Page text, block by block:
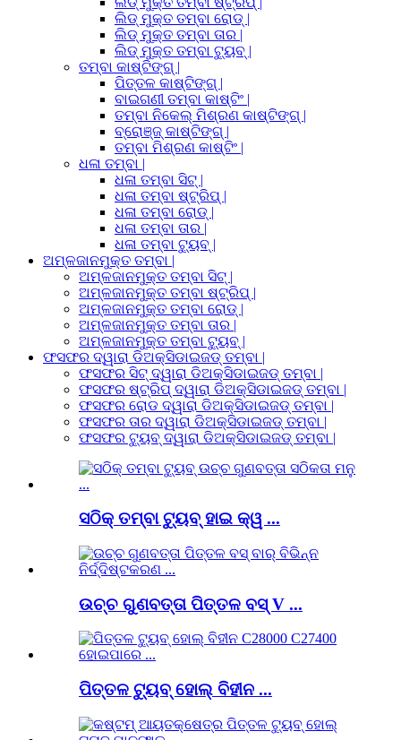
ଲିଡ୍ ମୁକ୍ତ ତମ୍ବା ରୋଡ୍ |
ଲିଡ୍ ମୁକ୍ତ ତମ୍ବା ତାର |
ଲିଡ୍ ମୁକ୍ତ ତମ୍ବା ଟ୍ୟୁବ୍ |
ତମ୍ବା କାଷ୍ଟିଙ୍ଗ୍ |
ପିତ୍ତଳ କାଷ୍ଟିଙ୍ଗ୍ |
ବାଇଗଣୀ ତମ୍ବା କାଷ୍ଟିଂ |
ତମ୍ବା ନିକେଲ୍ ମିଶ୍ରଣ କାଷ୍ଟିଙ୍ଗ୍ |
ବ୍ରୋଞ୍ଜ୍ କାଷ୍ଟିଙ୍ଗ୍ |
ତମ୍ବା ମିଶ୍ରଣ କାଷ୍ଟିଂ |
ଧଳା ତମ୍ବା |
ଧଳା ତମ୍ବା ସିଟ୍ |
ଧଳା ତମ୍ବା ଷ୍ଟ୍ରିପ୍ |
ଧଳା ତମ୍ବା ରୋଡ୍ |
ଧଳା ତମ୍ବା ତାର |
ଧଳା ତମ୍ବା ଟ୍ୟୁବ୍ |
ଅମ୍ଳଜାନମୁକ୍ତ ତମ୍ବା |
ଅମ୍ଳଜାନମୁକ୍ତ ତମ୍ବା ସିଟ୍ |
ଅମ୍ଳଜାନମୁକ୍ତ ତମ୍ବା ଷ୍ଟ୍ରିପ୍ |
ଅମ୍ଳଜାନମୁକ୍ତ ତମ୍ବା ରୋଡ୍ |
ଅମ୍ଳଜାନମୁକ୍ତ ତମ୍ବା ତାର |
ଅମ୍ଳଜାନମୁକ୍ତ ତମ୍ବା ଟ୍ୟୁବ୍ |
ଫସଫର ଦ୍ୱାରା ଡିଅକ୍ସିଡାଇଜଡ୍ ତମ୍ବା |
ଫସଫର ସିଟ୍ ଦ୍ୱାରା ଡିଅକ୍ସିଡାଇଜଡ୍ ତମ୍ବା |
ଫସଫର ଷ୍ଟ୍ରିପ୍ ଦ୍ୱାରା ଡିଅକ୍ସିଡାଇଜଡ୍ ତମ୍ବା |
ଫସଫର ରୋଡ ଦ୍ୱାରା ଡିଅକ୍ସିଡାଇଜଡ୍ ତମ୍ବା |
ଫସଫର ତାର ଦ୍ୱାରା ଡିଅକ୍ସିଡାଇଜଡ୍ ତମ୍ବା |
ଫସଫର ଟ୍ୟୁବ୍ ଦ୍ୱାରା ଡିଅକ୍ସିଡାଇଜଡ୍ ତମ୍ବା |
ସଠିକ୍ ତମ୍ବା ଟ୍ୟୁବ୍ ହାଇ କ୍ୱ ...
ଉଚ୍ଚ ଗୁଣବତ୍ତା ପିତ୍ତଳ ବସ୍ V ...
ପିତ୍ତଳ ଟ୍ୟୁବ୍ ହୋଲ୍ ବିହୀନ ...